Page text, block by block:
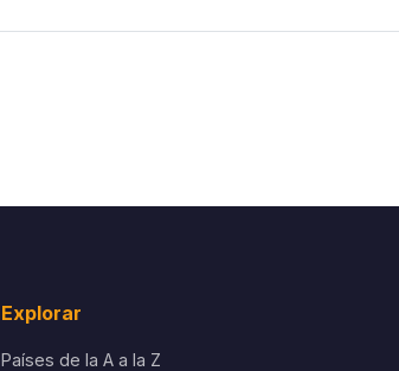
Explorar
Países de la A a la Z